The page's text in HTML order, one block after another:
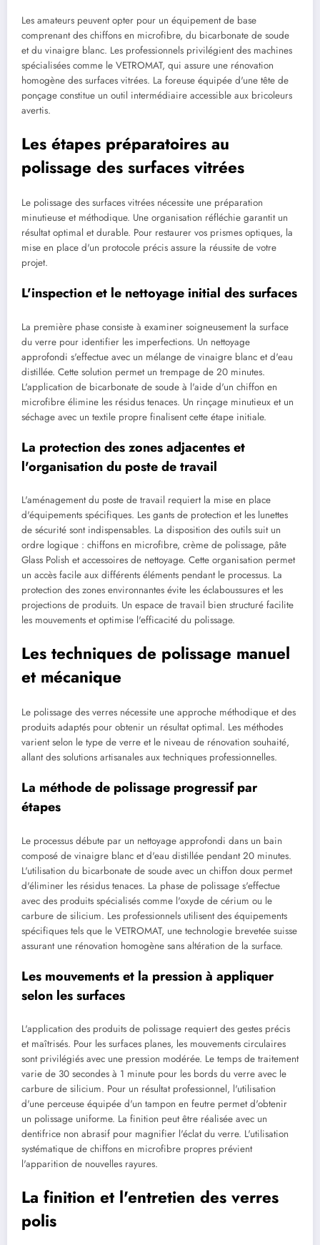
Les amateurs peuvent opter pour un équipement de base
comprenant des chiffons en microfibre, du bicarbonate de soude
et du vinaigre blanc. Les professionnels privilégient des machines
spécialisées comme le VETROMAT, qui assure une rénovation
homogène des surfaces vitrées. La foreuse équipée d'une tête de
ponçage constitue un outil intermédiaire accessible aux bricoleurs
avertis.
Les étapes préparatoires au
polissage des surfaces vitrées
Le polissage des surfaces vitrées nécessite une préparation
minutieuse et méthodique. Une organisation réfléchie garantit un
résultat optimal et durable. Pour restaurer vos prismes optiques, la
mise en place d'un protocole précis assure la réussite de votre
projet.
L'inspection et le nettoyage initial des surfaces
La première phase consiste à examiner soigneusement la surface
du verre pour identifier les imperfections. Un nettoyage
approfondi s'effectue avec un mélange de vinaigre blanc et d'eau
distillée. Cette solution permet un trempage de 20 minutes.
L'application de bicarbonate de soude à l'aide d'un chiffon en
microfibre élimine les résidus tenaces. Un rinçage minutieux et un
séchage avec un textile propre finalisent cette étape initiale.
La protection des zones adjacentes et
l'organisation du poste de travail
L'aménagement du poste de travail requiert la mise en place
d'équipements spécifiques. Les gants de protection et les lunettes
de sécurité sont indispensables. La disposition des outils suit un
ordre logique : chiffons en microfibre, crème de polissage, pâte
Glass Polish et accessoires de nettoyage. Cette organisation permet
un accès facile aux différents éléments pendant le processus. La
protection des zones environnantes évite les éclaboussures et les
projections de produits. Un espace de travail bien structuré facilite
les mouvements et optimise l'efficacité du polissage.
Les techniques de polissage manuel
et mécanique
Le polissage des verres nécessite une approche méthodique et des
produits adaptés pour obtenir un résultat optimal. Les méthodes
varient selon le type de verre et le niveau de rénovation souhaité,
allant des solutions artisanales aux techniques professionnelles.
La méthode de polissage progressif par
étapes
Le processus débute par un nettoyage approfondi dans un bain
composé de vinaigre blanc et d'eau distillée pendant 20 minutes.
L'utilisation du bicarbonate de soude avec un chiffon doux permet
d'éliminer les résidus tenaces. La phase de polissage s'effectue
avec des produits spécialisés comme l'oxyde de cérium ou le
carbure de silicium. Les professionnels utilisent des équipements
spécifiques tels que le VETROMAT, une technologie brevetée suisse
assurant une rénovation homogène sans altération de la surface.
Les mouvements et la pression à appliquer
selon les surfaces
L'application des produits de polissage requiert des gestes précis
et maîtrisés. Pour les surfaces planes, les mouvements circulaires
sont privilégiés avec une pression modérée. Le temps de traitement
varie de 30 secondes à 1 minute pour les bords du verre avec le
carbure de silicium. Pour un résultat professionnel, l'utilisation
d'une perceuse équipée d'un tampon en feutre permet d'obtenir
un polissage uniforme. La finition peut être réalisée avec un
dentifrice non abrasif pour magnifier l'éclat du verre. L'utilisation
systématique de chiffons en microfibre propres prévient
l'apparition de nouvelles rayures.
La finition et l'entretien des verres
polis